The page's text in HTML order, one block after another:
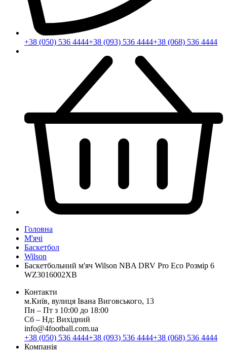
+38 (050) 536 4444+38 (093) 536 4444+38 (068) 536 4444
Головна
М'ячі
Баскетбол
Wilson
Баскетбольний м'яч Wilson NBA DRV Pro Eco Розмір 6
WZ3016002XB
Контакти
м.Київ, вулиця Івана Виговського, 13
Пн ‒ Пт з 10:00 до 18:00
Сб ‒ Нд: Вихідний
info@4football.com.ua
+38 (050) 536 4444+38 (093) 536 4444+38 (068) 536 4444
Компанія